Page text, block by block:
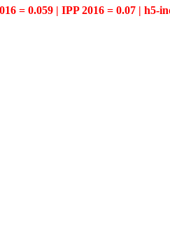
= 0.059 | IPP 2016 = 0.07 | h5-